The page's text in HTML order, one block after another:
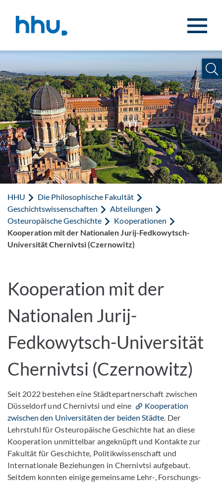
HHU
Die Philosophische Fakultät
Geschichtswissenschaften
Abteilungen
Osteuropäische Geschichte
Kooperationen
Kooperation mit der Nationalen Jurij-Fedkowytsch-
Universität Chernivtsi (Czernowitz)
Kooperation mit der
Nationalen Jurij-
Fedkowytsch-Universität
Chernivtsi (Czernowitz)
Seit 2022 bestehen eine Städtepartnerschaft zwischen
Düsseldorf und Chernivtsi und eine
Kooperation
zwischen den Universitäten der beiden Städte. Der
Lehrstuhl für Osteuropäische Geschichte hat an diese
Kooperation unmittelbar angeknüpft und Kontakte zur
Fakultät für Geschichte, Politikwissenschaft und
Internationale Beziehungen in Chernivtsi aufgebaut.
Seitdem konnten einige gemeinsame Lehr-, Forschungs-